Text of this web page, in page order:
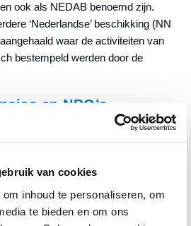
van cookies
inhoud te personaliseren, om
te bieden en om ons
ook als NEDAB benoemd zijn.
‘Nederlandse’ beschikking (NN
waar de activiteiten van
bestempeld werden door de
en NBO’s
dertien NBO’s in onderhavige
als onderneming moeten worden
voeren onder meer de volgende
van het besluit van de